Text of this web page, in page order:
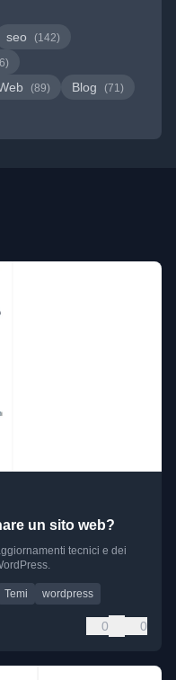
seo (142)
(89) Blog (71)
un sito web?
tecnici e dei
Temi wordpress
0 0